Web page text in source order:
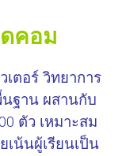
คอม
ตอร์ วิทยาการ
ฐาน ผสานกับ
ตัว เหมาะสม
เน้นผู้เรียนเป็น